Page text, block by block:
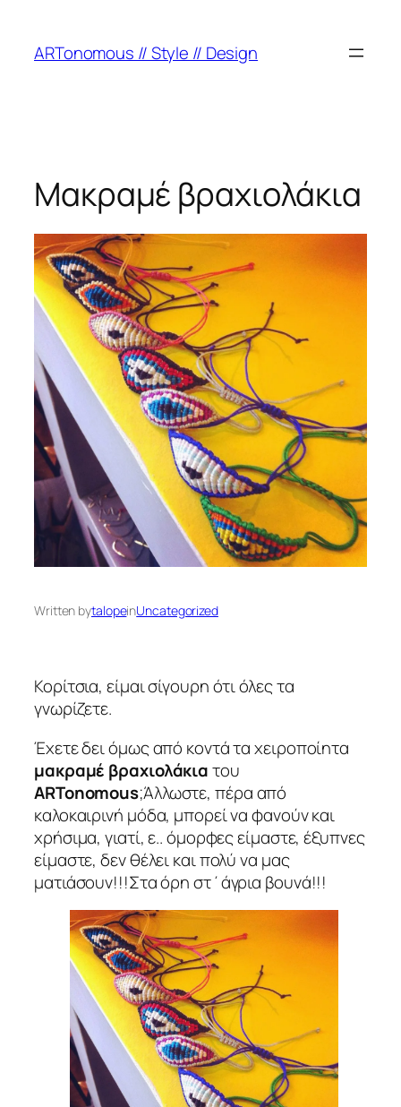
ARTonomous // Style // Design
Μακραμέ βραχιολάκια
Written bytalopeinUncategorized
Κορίτσια, είμαι σίγουρη ότι όλες τα
γνωρίζετε.
Έχετε δει όμως από κοντά τα χειροποίητα
μακραμέ βραχιολάκιατου
ARTonomous;Άλλωστε, πέρα από
καλοκαιρινή μόδα, μπορεί να φανούν και
χρήσιμα, γιατί, ε.. όμορφες είμαστε, έξυπνες
είμαστε, δεν θέλει και πολύ να μας
ματιάσουν!!!Στα όρη στ΄άγρια βουνά!!!